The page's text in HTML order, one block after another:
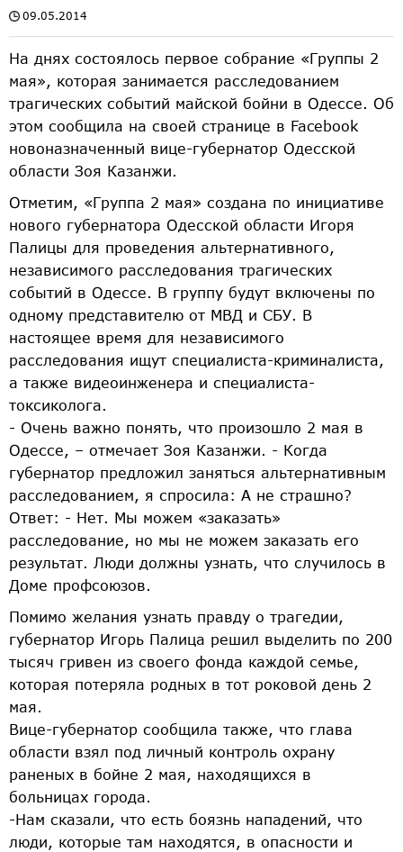
09.05.2014
На днях состоялось первое собрание «Группы 2
мая», которая занимается расследованием
трагических событий майской бойни в Одессе. Об
этом сообщила на своей странице в Facebook
новоназначенный вице-губернатор Одесской
области Зоя Казанжи.
Отметим, «Группа 2 мая» создана по инициативе
нового губернатора Одесской области Игоря
Палицы для проведения альтернативного,
независимого расследования трагических
событий в Одессе. В группу будут включены по
одному представителю от МВД и СБУ. В
настоящее время для независимого
расследования ищут специалиста-криминалиста,
а также видеоинженера и специалиста-
токсиколога.
- Очень важно понять, что произошло 2 мая в
Одессе, – отмечает Зоя Казанжи. - Когда
губернатор предложил заняться альтернативным
расследованием, я спросила: А не страшно?
Ответ: - Нет. Мы можем «заказать»
расследование, но мы не можем заказать его
результат. Люди должны узнать, что случилось в
Доме профсоюзов.
Помимо желания узнать правду о трагедии,
губернатор Игорь Палица решил выделить по 200
тысяч гривен из своего фонда каждой семье,
которая потеряла родных в тот роковой день 2
мая.
Вице-губернатор сообщила также, что глава
области взял под личный контроль охрану
раненых в бойне 2 мая, находящихся в
больницах города.
-Нам сказали, что есть боязнь нападений, что
люди, которые там находятся, в опасности и